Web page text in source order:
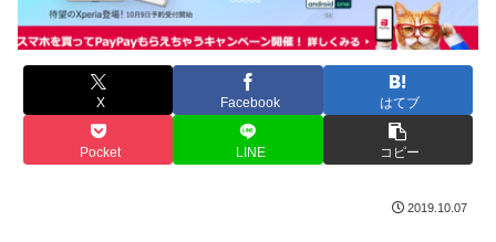
X Facebook はてブ
Pocket LINE コピー
2019.10.07